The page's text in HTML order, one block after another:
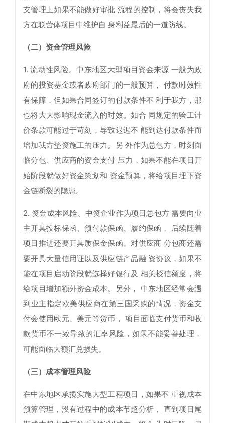
支管理上如果不能做好审批 流程的控制，将会丧失我
方在联营体项目中维护自 身利益最后的一道防线。
（二）资金管理风险
1. 流动性风险。中东地区大型项目资金来源 一般为政
府的投资基金或者政府部门的一般预算， 付款时效性
有保障，但如果合同签订的付款条件不 利于我方，那
也将大大影响现金流入的时效。如合 同规定的验工计
价条款可能过于苛刻，导致迟迟不 能到达付款条件而
增加我方垫资施工的压力。另 外作为总包方，时刻面
临分包、供应商的资金支付 压力，如果不能在项目开
始阶段就做好资金策划和 资金预算，将给项目埋下资
金链断裂的隐患。
2. 资金成本风险。中资企业作为项目总包方 需要向业
主开具投标保函、预付款保函、履约保函， 后续随着
项目推进还要开具质保金保函。对供应商 分包商还需
要开具大量信用证以及供应链产品融 资协议，如果不
能在项目启动阶段就选择好银行及 相关授信额度，将
给项目增加额外资金成本。另外， 中东地区经常会遇
到业主指定欧美供应商在第三国采购的情况，资金支
付会使用欧元、美元等货币， 项目面临支付货币和收
款货币不一致导致的汇率风险，如果不能妥善处理，
可能面临大额汇兑损失。
（三）成本管理风险
在中东地区承揽实施大型工程项目，如果不 重视成本
预算管理，没有过程中的成本节超分析， 直到项目尾